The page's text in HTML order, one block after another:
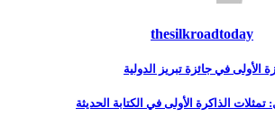
thesilkroadtoday
الأولى في جائزة تبريز الدولية
الذاكرة الأولى في الكتابة الحديثة